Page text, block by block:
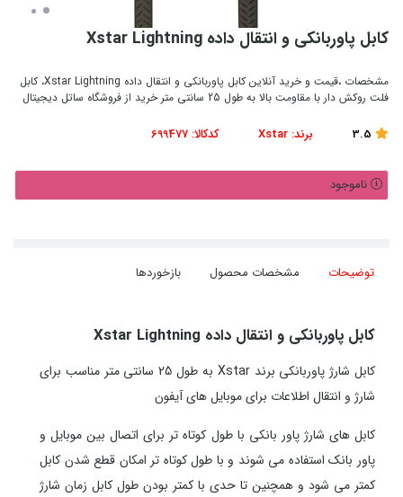
کابل پاوربانکی و انتقال داده Xstar Lightning
مشخصات ،قیمت و خرید آنلاین کابل پاوربانکی و انتقال داده Xstar Lightning، کابل
فلت روکش دار با مقاومت بالا به طول 25 سانتی متر خرید از فروشگاه ساتل دیجیتال
برند: Xstar کدکالا: 699477
ناموجود
توضیحات مشخصات محصول بازخوردها
کابل پاوربانکی و انتقال داده Xstar Lightning
کابل شارژ پاوربانکی برند Xstar به طول 25 سانتی متر مناسب برای
شارژ و انتقال اطلاعات برای موبایل های آیفون
کابل های شارژ پاور بانکی با طول کوتاه تر برای اتصال بین موبایل و
پاور بانک استفاده می شوند و با طول کوتاه تر امکان قطع شدن کابل
کمتر می شود و همچنین تا حدی با کمتر بودن طول کابل زمان شارژ